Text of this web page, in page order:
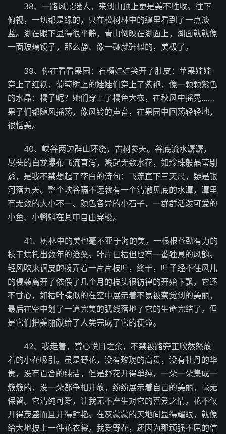
38、一路风景迷人，来到山顶上更是美不胜收。往下
俯视，一切都是绿的，只在松树林中的缝里看到了一点淡
蓝。湖在眼下显得很平静，青山倒映在湖面上，湖面就就像
一面玻璃镜子，那么静、像一碰就碎似的，美极了。
39、你在看看果园：石榴娃娃笑开了肚皮：苹果娃娃
穿上了红袄，葡萄树上的娃娃们穿上了紫袍，像一颗颗紫色
的水晶：橘子呢？她们穿上了橘色大衣，在秋风中摇晃……
果子们都随风摇荡，像风铃的声音，在果园中回荡轻轻地，
很恬美。
40、峡谷两边群山环绕，古树参天。谷底流水潺潺，
尽头的白龙瀑布飞流直泻，溅起无数水花，如珍珠般晶莹剔
透，是我不禁想起了李白的诗句：飞流直下三天尺，疑是银
河落九天。整个峡谷隔不远就有一个清澈见底的水潭，潭里
有无数的大小不一、颜色各异的小石子，一群群活泼可爱的
小鱼、小蝌蚪在其中自由穿梭。
41、树林中的美也毫不亚于海的美。一根根苍劲有力的
枝干烘托出数年的沧桑。叶片已枯但也有一番独具的风韵。
轻风吹来调皮的拨弄着一片片枝叶，终于，叶子经不住风儿
的侵袭离开了依偎了几个月的枝头很彷徨的开始下飘，它还
不甘心，如枯叶蝶似的在空中展示着不易被察觉到的美丽，
最后在空中划了一道完美的弧线落地了它的生命完结了。但
是它们把美丽献给了人类完成了它的使命。
42、我走着，赏心悦目之余，不禁被路旁正欣然怒放
着的小花吸引。虽是野花，没有玫瑰的高贵，没有牡丹的华
贵，没有百合的纯洁，但是野花开得单纯，一朵一朵集成一
簇簇的，没一朵都争相开放，纷纷展示着自己的美丽，毫无
保留。它清纯可爱，让我无不产生对它的喜爱之情。花不仅
开得茂盛而且开得鲜艳。在灰蒙蒙的天地间显得耀眼，就像
给大地披上一件花衣裳。我爱野花，还因为那顽强不屈的信